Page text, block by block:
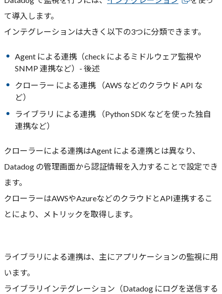
て導入します。
インテグレーションは大きく以下の3つに分類できます。
Agent による連携（check によるミドルウェア監視や
SNMP 連携など）- 後述
クローラー による連携 （AWS などのクラウド API な
ど）
ライブラリ による連携 （Python SDK などを使った独自
連携など）
クローラーによる連携はAgent による連携とは異なり、
Datadog の管理画面から認証情報を入力することで設定でき
ます。
クローラーはAWSやAzureなどのクラウドとAPI連携するこ
とにより、メトリックを取得します。
ライブラリによる連携は、主にアプリケーションの監視に用
います。
ライブラリインテグレーション（Datadog にログを送信する